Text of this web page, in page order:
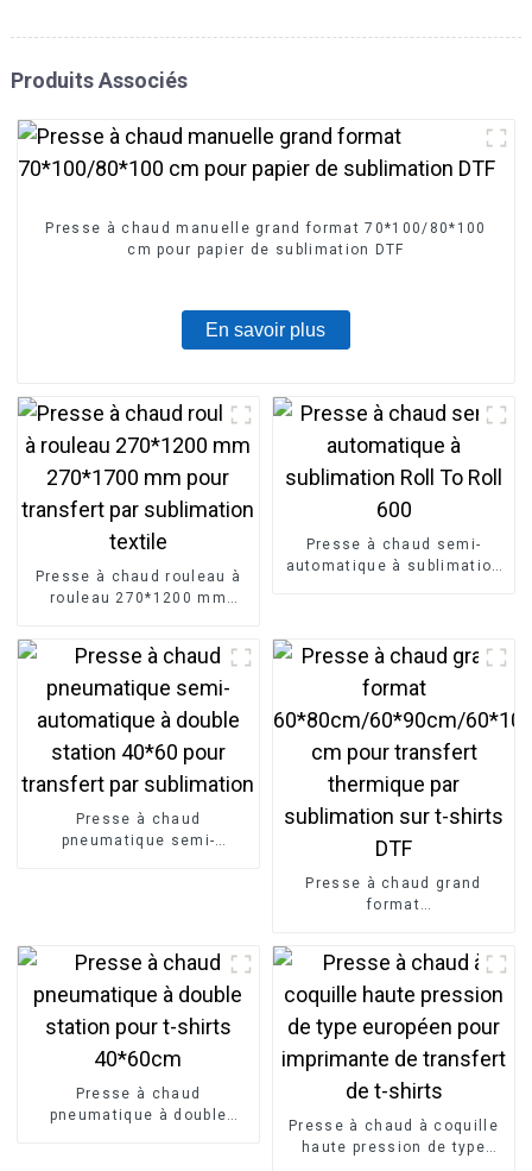
Produits Associés
Presse à chaud manuelle grand format 70*100/80*100
cm pour papier de sublimation DTF
En savoir plus
Presse à chaud rouleau à
rouleau 270*1200 mm
textile
Presse à chaud semi-
automatique à sublimation
Presse à chaud
pneumatique semi-
Presse à chaud grand
format
thermique par sublimation
sur t-shirts DTF
Presse à chaud
pneumatique à double
Presse à chaud à coquille
haute pression de type